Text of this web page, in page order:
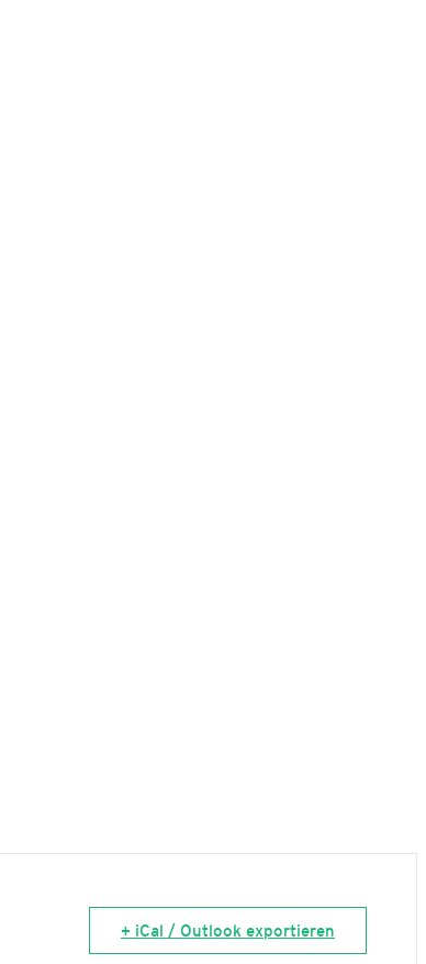
+ iCal / Outlook exportieren